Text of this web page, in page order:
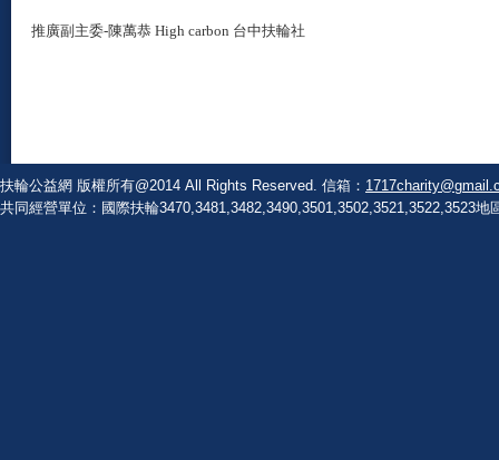
推廣副主委-陳萬恭 High carbon 台中扶輪社
扶輪公益網 版權所有@2014 All Rights Reserved. 信箱：
共同經營單位：國際扶輪3470,3481,3482,3490,3501,3502,3521,3522,3523地